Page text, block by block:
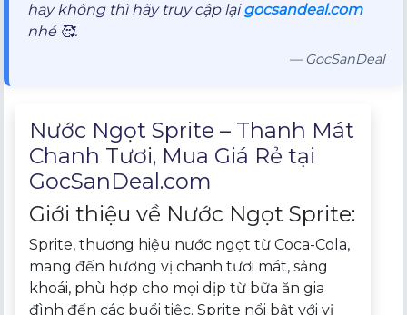
hay không thì hãy truy cập lạigocsandeal.com
nhé 🥰.
— GocSanDeal
Nước Ngọt Sprite – Thanh Mát
Chanh Tươi, Mua Giá Rẻ tại
GocSanDeal.com
Giới thiệu về Nước Ngọt Sprite:
Sprite, thương hiệu nước ngọt từ Coca-Cola,
mang đến hương vị chanh tươi mát, sảng
khoái, phù hợp cho mọi dịp từ bữa ăn gia
đình đến các buổi tiệc. Sprite nổi bật với vị